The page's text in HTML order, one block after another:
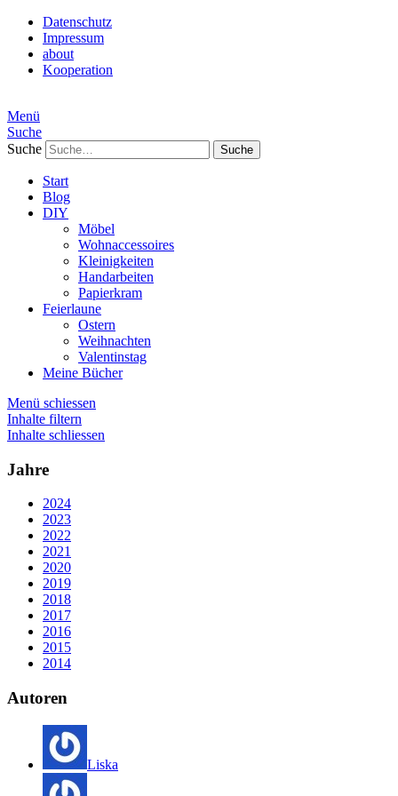
Datenschutz
Impressum
about
Kooperation
Menü
Suche
Suche
Start
Blog
DIY
Möbel
Wohnaccessoires
Kleinigkeiten
Handarbeiten
Papierkram
Feierlaune
Ostern
Weihnachten
Valentinstag
Meine Bücher
Menü schiessen
Inhalte filtern
Inhalte schliessen
Jahre
2024
2023
2022
2021
2020
2019
2018
2017
2016
2015
2014
Autoren
Liska